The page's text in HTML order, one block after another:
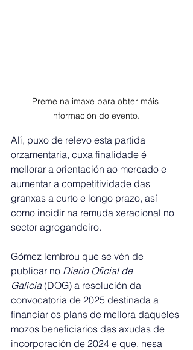
Preme na imaxe para obter máis
información do evento.
Alí, puxo de relevo esta partida
orzamentaria, cuxa finalidade é
mellorar a orientación ao mercado e
aumentar a competitividade das
granxas a curto e longo prazo, así
como incidir na remuda xeracional no
sector agrogandeiro.
Gómez lembrou que se vén de
publicar no Diario Oficial de
Galicia (DOG) a resolución da
convocatoria de 2025 destinada a
financiar os plans de mellora daqueles
mozos beneficiarios das axudas de
incorporación de 2024 e que, nesa